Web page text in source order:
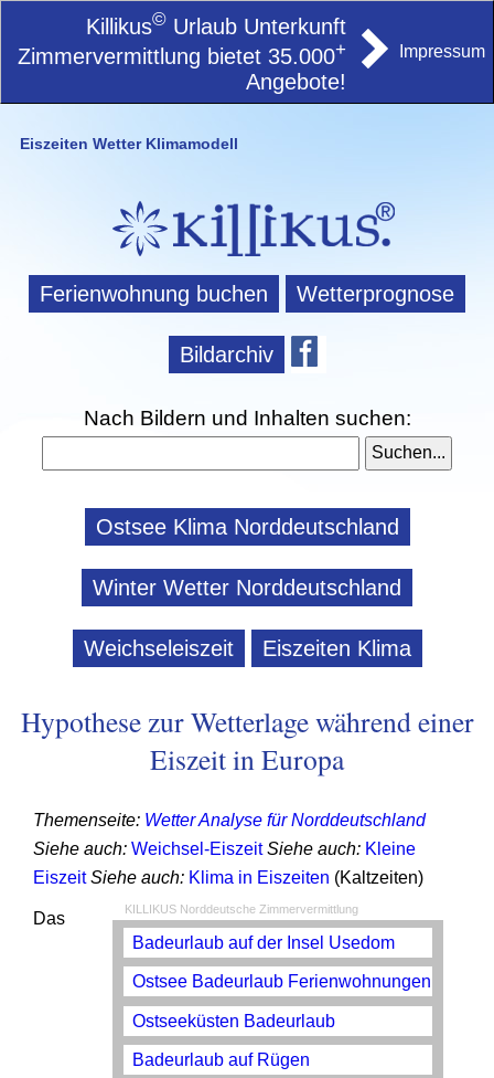
Killikus© Urlaub Unterkunft
Zimmervermittlung bietet 35.000+
Angebote!
Impressum
Eiszeiten Wetter Klimamodell
Ferienwohnung buchen Wetterprognose
Bildarchiv
Nach Bildern und Inhalten suchen:
Ostsee Klima Norddeutschland
Winter Wetter Norddeutschland
Weichseleiszeit Eiszeiten Klima
Hypothese zur Wetterlage während einer
Eiszeit in Europa
Themenseite: Wetter Analyse für Norddeutschland
Siehe auch: Weichsel-Eiszeit Siehe auch: Kleine
Eiszeit Siehe auch: Klima in Eiszeiten (Kaltzeiten)
KILLIKUS Norddeutsche Zimmervermittlung
Badeurlaub auf der Insel Usedom
Ostsee Badeurlaub Ferienwohnungen
Ostseeküsten Badeurlaub
Badeurlaub auf Rügen
Das